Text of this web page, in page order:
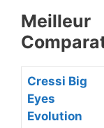
​Meilleur
​Cressi Big
Eyes
Evolution